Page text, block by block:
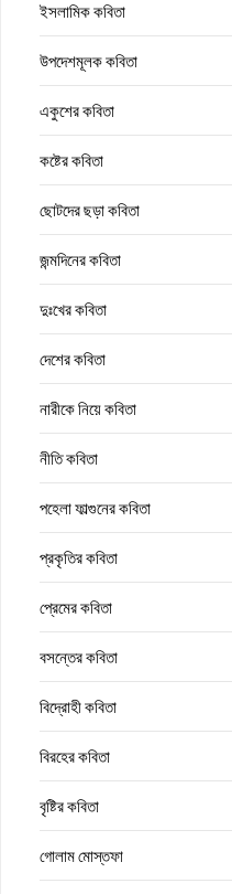
ইসলামিক কবিতা
উপদেশমূলক কবিতা
একুশের কবিতা
কষ্টের কবিতা
ছোটদের ছড়া কবিতা
জন্মদিনের কবিতা
দুঃখের কবিতা
দেশের কবিতা
নারীকে নিয়ে কবিতা
নীতি কবিতা
পহেলা ফাল্গুনের কবিতা
প্রকৃতির কবিতা
প্রেমের কবিতা
বসন্তের কবিতা
বিদ্রোহী কবিতা
বিরহের কবিতা
বৃষ্টির কবিতা
গোলাম মোস্তফা